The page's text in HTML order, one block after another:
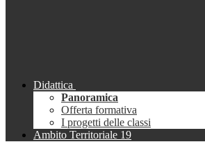
Didattica
Panoramica
Offerta formativa
I progetti delle classi
Ambito Territoriale 19